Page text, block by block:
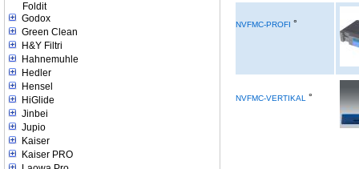
Foldit
Godox
Green Clean
H&Y Filtri
Hahnemuhle
Hedler
Hensel
HiGlide
Jinbei
Jupio
Kaiser
Kaiser PRO
NVFMC-PROFI °
NVFMC-VERTIKAL °